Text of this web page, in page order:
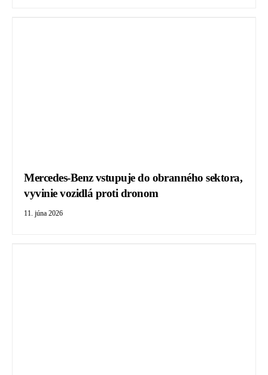
Mercedes-Benz vstupuje do obranného sektora,
vyvinie vozidlá proti dronom
11. júna 2026